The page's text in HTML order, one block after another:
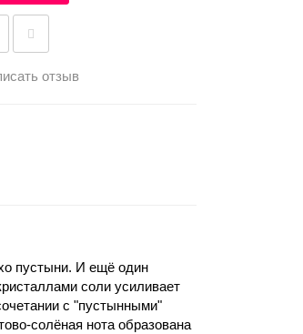
отзыв
пустыни. И ещё один
соли усиливает
с "пустынными"
солёная нота образована